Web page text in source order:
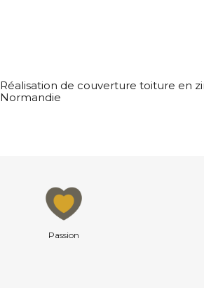
Réalisation de couverture toiture en
Normandie
Passion